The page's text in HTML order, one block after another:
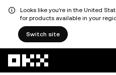
Looks like you're in the United
for products available in your
Switch site